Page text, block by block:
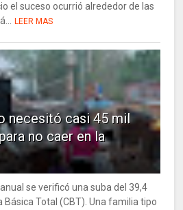
el suceso ocurrió alrededor de las
LEER MAS
necesitó casi 45 mil
no caer en la
se verificó una suba del 39,4
Básica Total (CBT). Una familia tipo